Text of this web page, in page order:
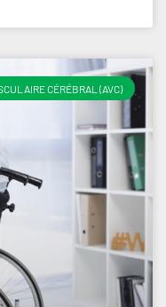
CÉRÉBRAL (AVC)